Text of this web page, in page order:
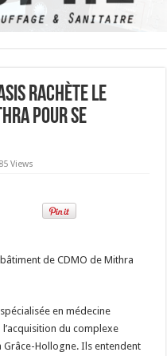
rachète le
pour se
85 Views
de CDMO de Mithra
en médecine
du complexe
Hollogne. Ils entendent